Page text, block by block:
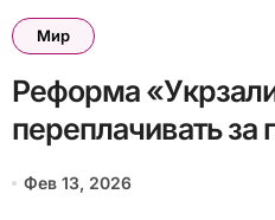
Мир
Реформа
переплачивать за
правильно сдать
Фев 13, 2026